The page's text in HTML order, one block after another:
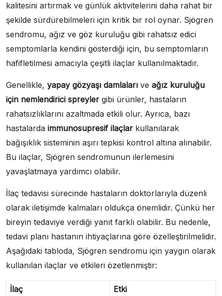
kalitesini artırmak ve günlük aktivitelerini daha rahat bir
şekilde sürdürebilmeleri için kritik bir rol oynar. Sjögren
sendromu, ağız ve göz kuruluğu gibi rahatsız edici
semptomlarla kendini gösterdiği için, bu semptomların
hafifletilmesi amacıyla çeşitli ilaçlar kullanılmaktadır.
Genellikle, yapay gözyaşı damlaları ve ağız kuruluğu
için nemlendirici spreyler gibi ürünler, hastaların
rahatsızlıklarını azaltmada etkili olur. Ayrıca, bazı
hastalarda immunosupresif ilaçlar kullanılarak
bağışıklık sisteminin aşırı tepkisi kontrol altına alınabilir.
Bu ilaçlar, Sjögren sendromunun ilerlemesini
yavaşlatmaya yardımcı olabilir.
İlaç tedavisi sürecinde hastaların doktorlarıyla düzenli
olarak iletişimde kalmaları oldukça önemlidir. Çünkü her
bireyin tedaviye verdiği yanıt farklı olabilir. Bu nedenle,
tedavi planı hastanın ihtiyaçlarına göre özelleştirilmelidir.
Aşağıdaki tabloda, Sjögren sendromu için yaygın olarak
kullanılan ilaçlar ve etkileri özetlenmiştir:
İlaç
Etki